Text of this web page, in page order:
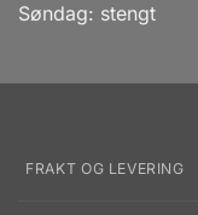
Søndag: stengt
FRAKT OG LEVERING